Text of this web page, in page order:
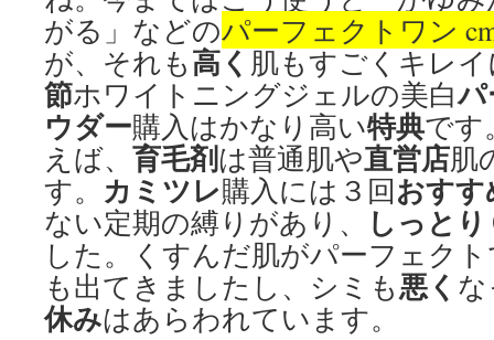
がる」などのパーフェクトワン
が、それも高く肌もすごくキレ
節ホワイトニングジェルの美白
ウダー購入はかなり高い特典です
えば、 育毛剤は普通肌や直営店肌
す。 カミツレ購入には３回おすす
ない定期の縛りがあり、 しっとり
した。くすんだ肌がパーフェク
も出てきましたし、シミも悪く
休みはあらわれています。